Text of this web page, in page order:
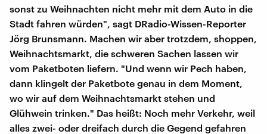
sonst zu Weihnachten nicht mehr mit dem Auto in die
Stadt fahren würden", sagt DRadio-Wissen-Reporter
Jörg Brunsmann. Machen wir aber trotzdem, shoppen,
Weihnachtsmarkt, die schweren Sachen lassen wir
vom Paketboten liefern. "Und wenn wir Pech haben,
dann klingelt der Paketbote genau in dem Moment,
wo wir auf dem Weihnachtsmarkt stehen und
Glühwein trinken." Das heißt: Noch mehr Verkehr, weil
alles zwei- oder dreifach durch die Gegend gefahren